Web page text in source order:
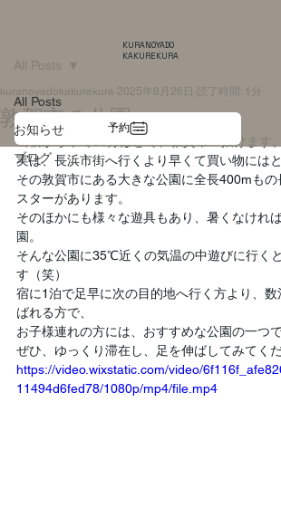
KURANOYADO
KAKUREKURA
予約
All Posts
お知らせ
ブログ
All Posts
敦賀市の公園
kuranoyadokakurekura 2025年8月26日 読了時間: 1分
当宿から車で30分ほどで、敦賀市へ抜けます。
実は、長浜市街へ行くより早くて買い物には
その敦賀市にある大きな公園に全長400mも
スターがあります。
そのほかにも様々な遊具もあり、暑くなけれ
園。
そんな公園に35℃近くの気温の中遊びに行く
す（笑）
宿に1泊で足早に次の目的地へ行く方より、
ばれる方で、
お子様連れの方には、おすすめな公園の一つで
ぜひ、ゆっくり滞在し、足を伸ばしてみてくだ
https://video.wixstatic.com/video/
11494d6fed78/1080p/mp4/file.mp4